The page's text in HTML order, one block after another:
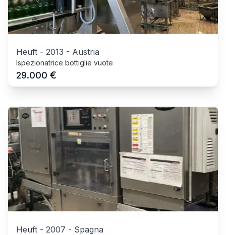
Heuft - 2013 - Austria
Ispezionatrice bottiglie vuote
29.000 €
Heuft - 2007 - Spagna